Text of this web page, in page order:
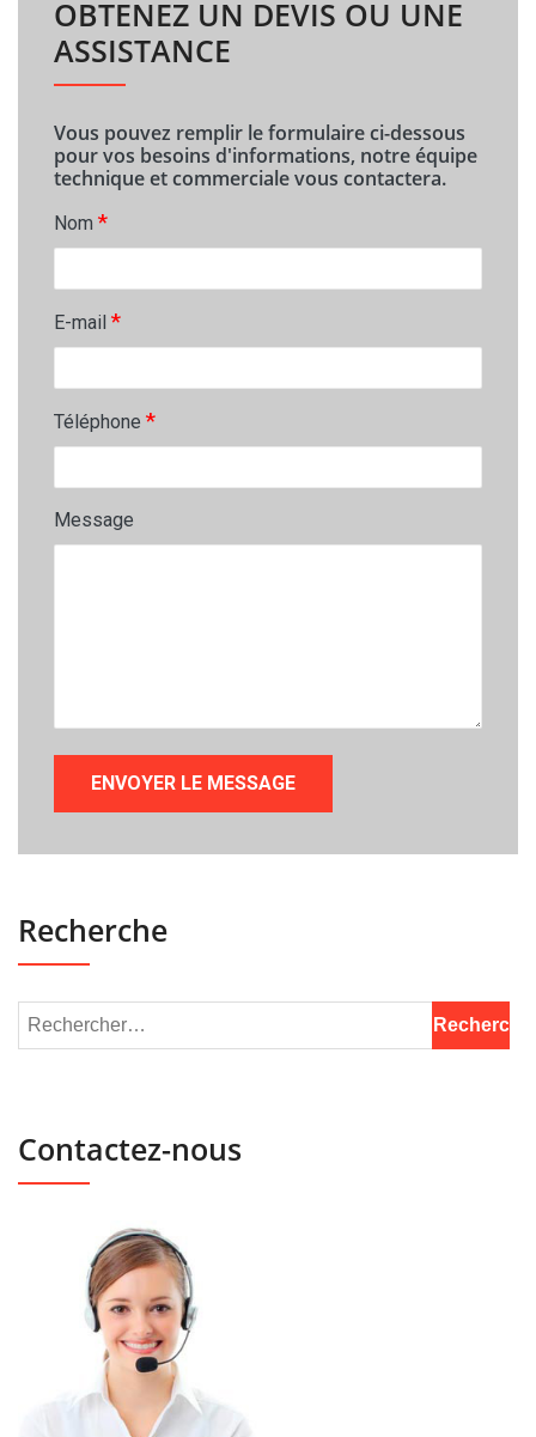
OBTENEZ UN DEVIS OU UNE
ASSISTANCE
Vous pouvez remplir le formulaire ci-dessous
pour vos besoins d'informations, notre équipe
technique et commerciale vous contactera.
Nom *
E-mail *
Téléphone *
Message
Recherche
Contactez-nous